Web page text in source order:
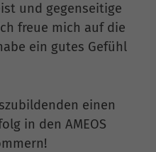
und gegenseitige
freue mich auf die
ein gutes Gefühl
einen
in den AMEOS